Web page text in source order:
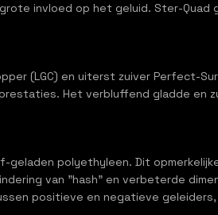
invloed op het geluid. Ster-Quad
(LGC) en uiterst zuiver Perfect-
Het verbluffend gladde en
polyethyleen. Dit
van "hash" en verbeterde
positieve en negatieve